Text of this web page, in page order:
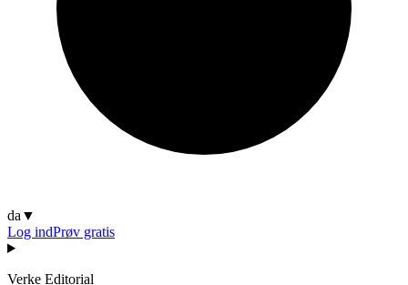
da ▼
Log indPrøv gratis
Verke Editorial